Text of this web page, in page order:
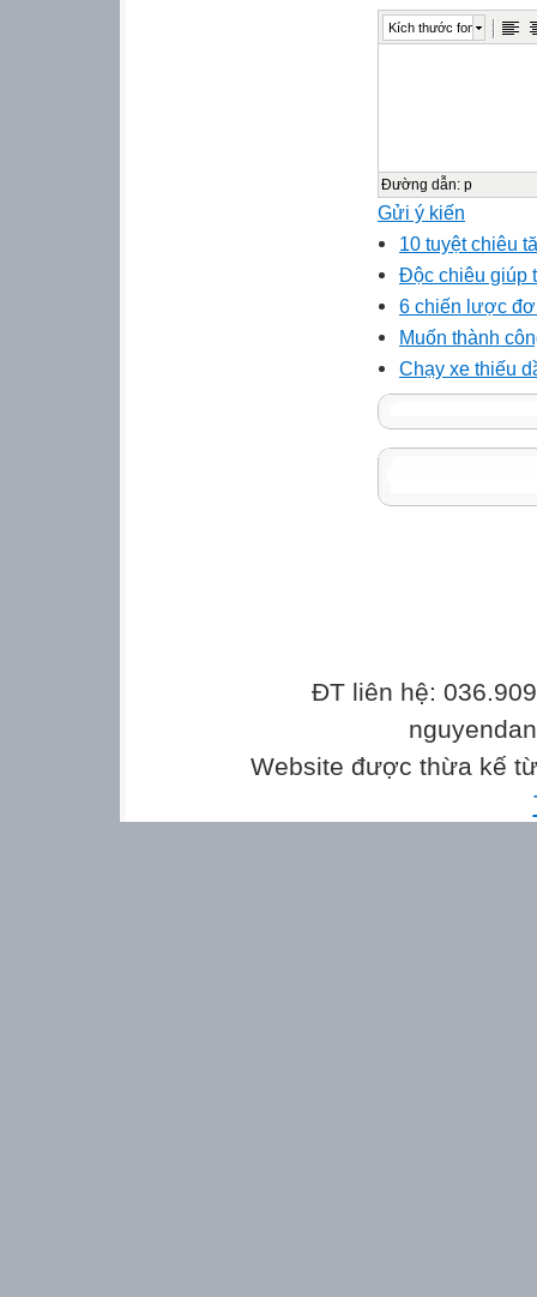
Kích thước font
Đường dẫn: p
Gửi ý kiến
10 tuyệt chiêu
Độc chiêu giúp
6 chiến lược
Muốn thành
Chạy xe thiếu
ĐT liên hệ:
Website được thừa kế